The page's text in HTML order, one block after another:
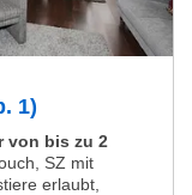
1)
von bis zu 2
SZ mit
erlaubt,